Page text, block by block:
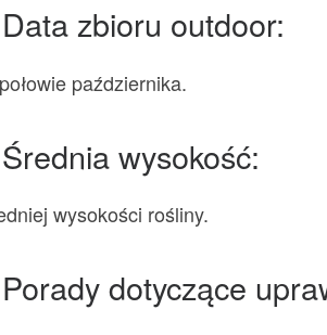
zbioru outdoor:
października.
wysokość:
wysokości rośliny.
dotyczące